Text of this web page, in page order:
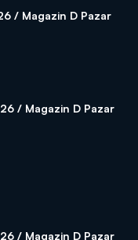
/ Magazin D Pazar
/ Magazin D Pazar
/ Magazin D Pazar